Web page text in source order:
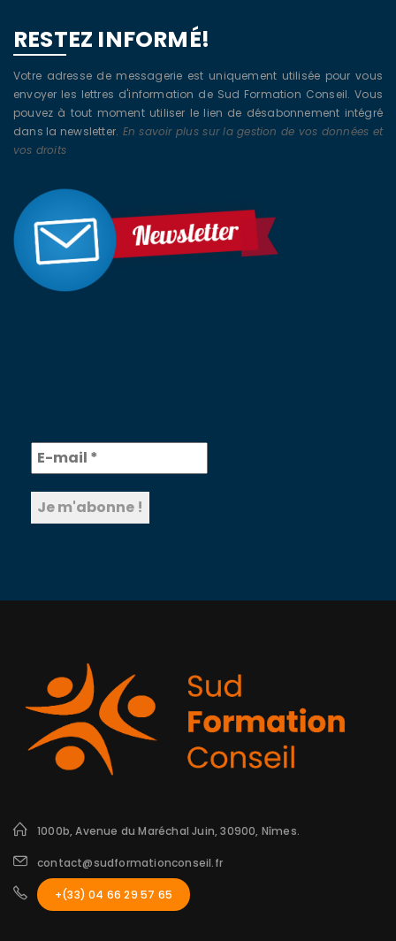
RESTEZ INFORMÉ!
Votre adresse de messagerie est uniquement utilisée pour vous
envoyer les lettres d'information de Sud Formation Conseil. Vous
pouvez à tout moment utiliser le lien de désabonnement intégré
dans la newsletter. En savoir plus sur la gestion de vos données et
vos droits
1000b, Avenue du Maréchal Juin, 30900, Nîmes.
contact@sudformationconseil.fr
+(33) 04 66 29 57 65